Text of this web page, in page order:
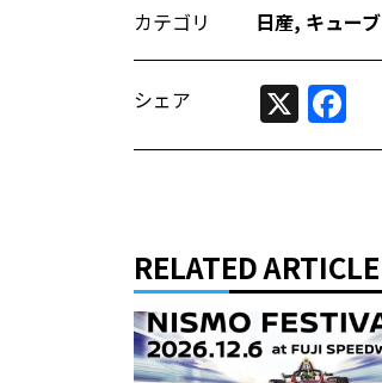
カテゴリ 日産, キューブ
シェア X
RELATED ARTICLE